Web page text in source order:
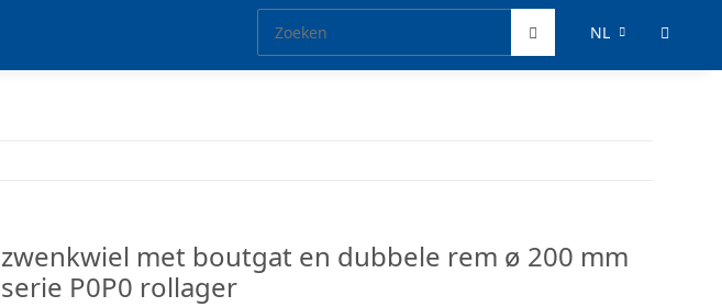
NL
zwenkwiel met boutgat en dubbele rem ø 200 mm
serie P0P0 rollager